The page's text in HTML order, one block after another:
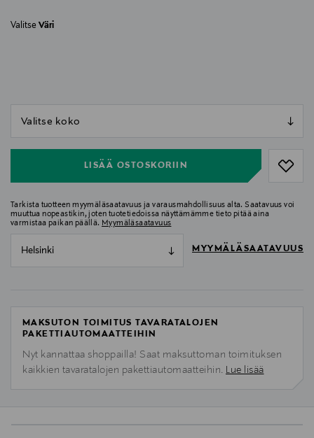
Valitse Väri
LISÄÄ OSTOSKORIIN
Tarkista tuotteen myymäläsaatavuus ja varausmahdollisuus alta. Saatavuus voi
muuttua nopeastikin, joten tuotetiedoissa näyttämämme tieto pitää aina
varmistaa paikan päällä. Myymäläsaatavuus
Helsinki MYYMÄLÄSAATAVUUS
MAKSUTON TOIMITUS TAVARATALOJEN
PAKETTIAUTOMAATTEIHIN
Nyt kannattaa shoppailla! Saat maksuttoman toimituksen
kaikkien tavaratalojen pakettiautomaatteihin. Lue lisää